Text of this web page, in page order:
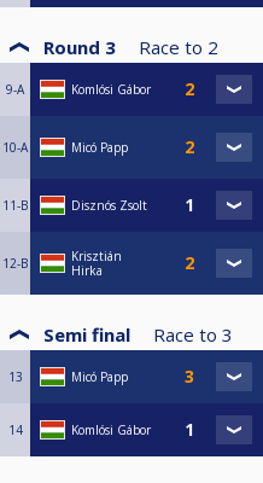
Round 3 Race to 2
9-A Komlósi Gábor
10-A Micó Papp
11-B Disznós Zsolt
12-B
Krisztián
Hirka
Semi final Race to 3
13 Micó Papp
14 Komlósi Gábor